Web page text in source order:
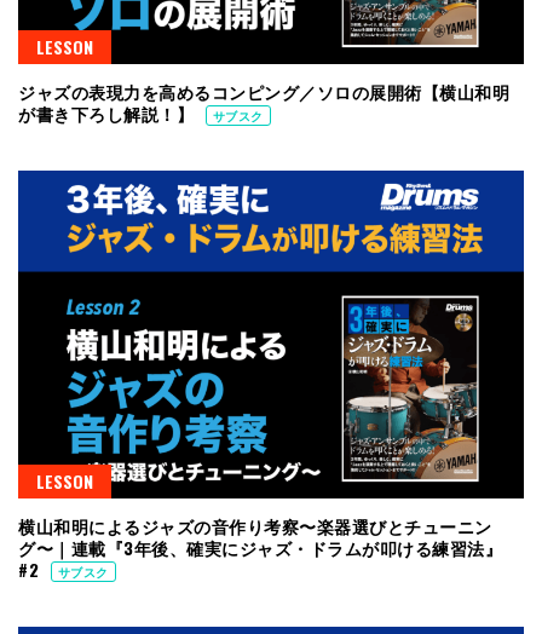
LESSON
ジャズの表現力を高めるコンピング／ソロの展開術【横山和明
が書き下ろし解説！】
サブスク
LESSON
横山和明によるジャズの音作り考察〜楽器選びとチューニン
グ〜｜連載『3年後、確実にジャズ・ドラムが叩ける練習法』
#2
サブスク